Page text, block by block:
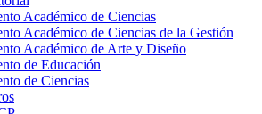
Académico de Ciencias
Académico de Ciencias de la Gestión
Académico de Arte y Diseño
de Educación
de Ciencias